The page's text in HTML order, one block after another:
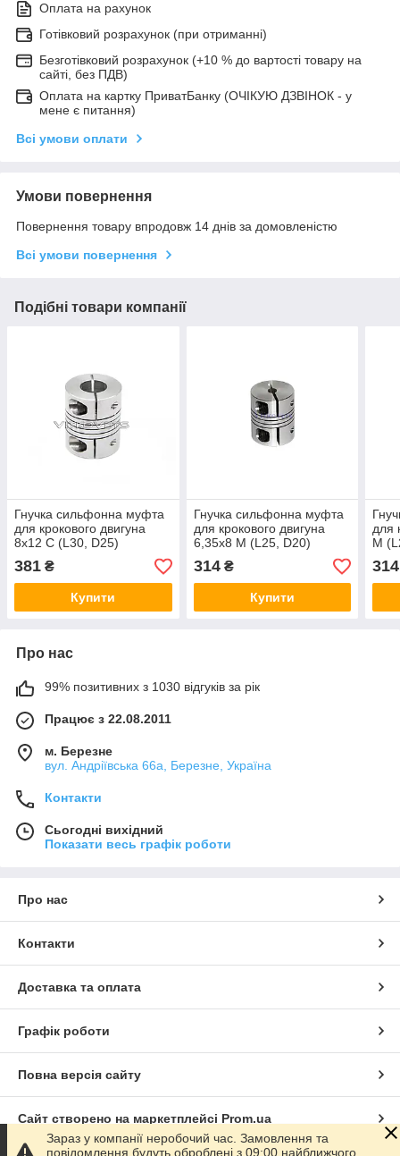
Оплата на рахунок
Готівковий розрахунок (при отриманні)
Безготівковий розрахунок (+10 % до вартості товару на
сайті, без ПДВ)
Оплата на картку ПриватБанку (ОЧІКУЮ ДЗВІНОК - у
мене є питання)
Всі умови оплати
Умови повернення
Повернення товару впродовж 14 днів за домовленістю
Всі умови повернення
Подібні товари компанії
Гнучка сильфонна муфта
для крокового двигуна
8х12 С (L30, D25)
381 ₴
Купити
Гнучка сильфонна муфта
для крокового двигуна
6,35х8 М (L25, D20)
314₴
Купити
для
М
314
Про нас
99% позитивних з 1030 відгуків за рік
Працює з 22.08.2011
м. Березне
вул. Андріївська 66а, Березне, Україна
Контакти
Сьогодні вихідний
Показати весь графік роботи
Про нас
Контакти
Доставка та оплата
Графік роботи
Повна версія сайту
Сайт створено на маркетплейсі Prom.ua
Зараз у компанії неробочий час. Замовлення та
повідомлення будуть оброблені з 09:00 найближчого